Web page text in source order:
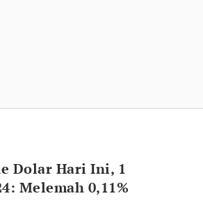
Dolar Hari Ini, 1
Melemah 0,11%